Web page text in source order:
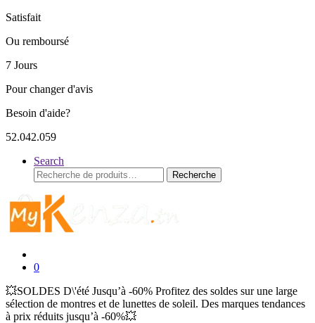
Satisfait
Ou remboursé
7 Jours
Pour changer d'avis
Besoin d'aide?
52.042.059
Search
Recherche
pour :
Recherche
0
💥SOLDES D\'été Jusqu’à -60% Profitez des soldes sur une large
sélection de montres et de lunettes de soleil. Des marques tendances
à prix réduits jusqu’à -60%💥